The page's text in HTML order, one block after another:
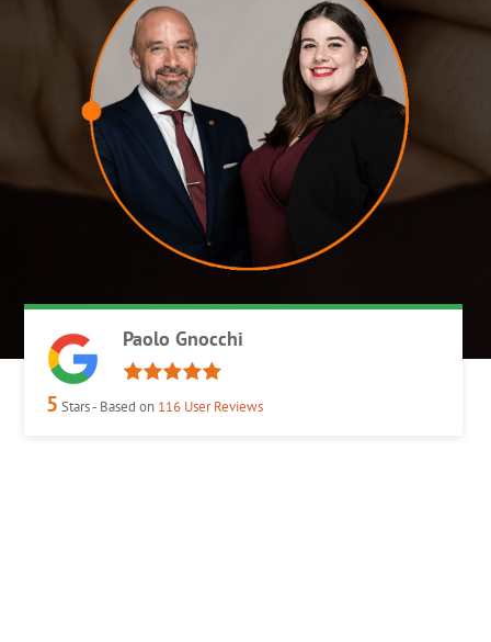
Paolo Gnocchi
5 Stars - Based on 116 User Reviews